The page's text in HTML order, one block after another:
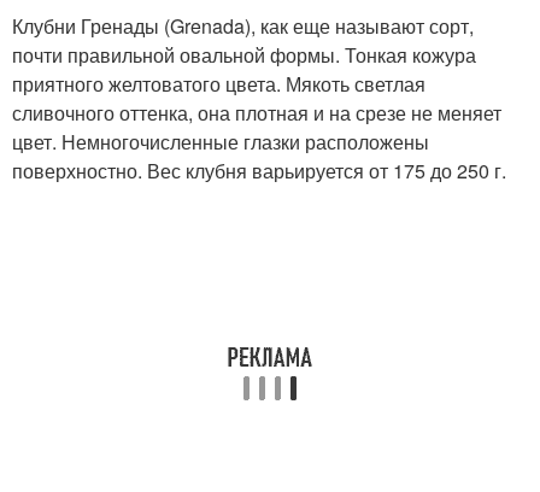
Клубни Гренады (Grenada), как еще называют сорт,
почти правильной овальной формы. Тонкая кожура
приятного желтоватого цвета. Мякоть светлая
сливочного оттенка, она плотная и на срезе не меняет
цвет. Немногочисленные глазки расположены
поверхностно. Вес клубня варьируется от 175 до 250 г.